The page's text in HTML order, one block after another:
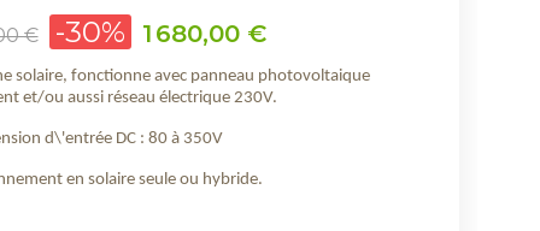
€ -30% Prix
1 680,00 €
solaire, fonctionne avec panneau photovoltaique
et/ou aussi réseau électrique 230V.
d\'entrée DC : 80 à 350V
en solaire seule ou hybride.